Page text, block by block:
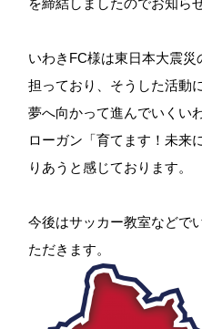
を締結しましたのでお知ら
いわきFC様は東日本大震
担っており、そうした活動
夢へ向かって進んでいくい
ローガン「育てます！未来
りあうと感じております。
今後はサッカー教室などで
ただきます。